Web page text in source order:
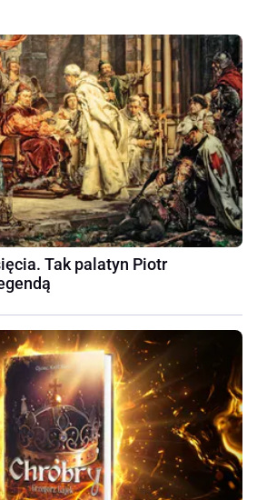
Tak palatyn Piotr